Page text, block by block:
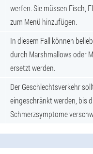
werfen. Sie müssen Fisch,
zum Menü hinzufügen.
In diesem Fall können
durch Marshmallows oder
ersetzt werden.
Der Geschlechtsverkehr
eingeschränkt werden, bis
Schmerzsymptome